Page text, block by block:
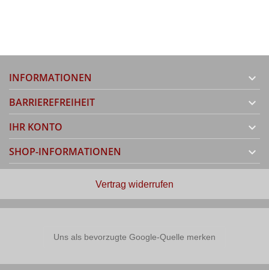
INFORMATIONEN 
BARRIEREFREIHEIT 
IHR KONTO 
SHOP-INFORMATIONEN 
Vertrag widerrufen
Uns als bevorzugte Google-Quelle merken